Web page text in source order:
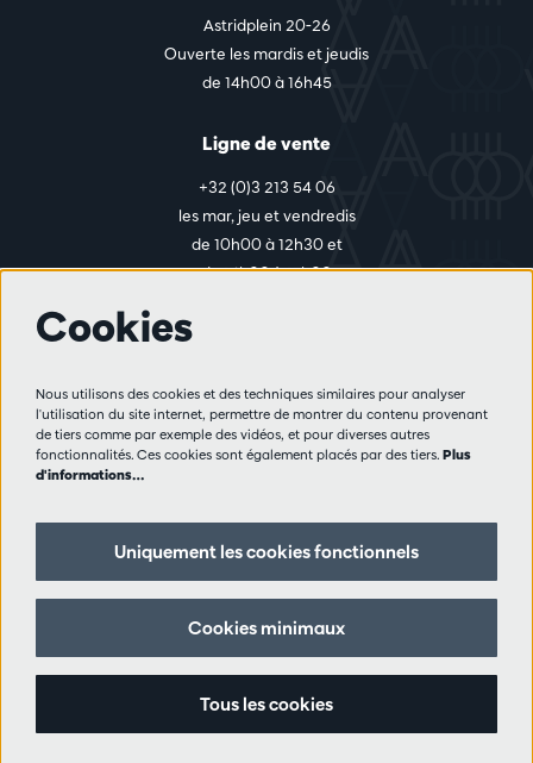
Astridplein 20-26
Ouverte les mardis et jeudis
de 14h00 à 16h45
Ligne de vente
+32 (0)3 213 54 06
les mar, jeu et vendredis
de 10h00 à 12h30 et
de 14h00 à 17h00
Règlement des visiteurs
Vie privée
Partenaires
Suivez nous
Cookies
Nous utilisons des cookies et des techniques similaires pour analyser
l'utilisation du site internet, permettre de montrer du contenu provenant
de tiers comme par exemple des vidéos, et pour diverses autres
fonctionnalités. Ces cookies sont également placés par des tiers. Plus
d'informations…
Uniquement les cookies fonctionnels
Cookies minimaux
Tous les cookies